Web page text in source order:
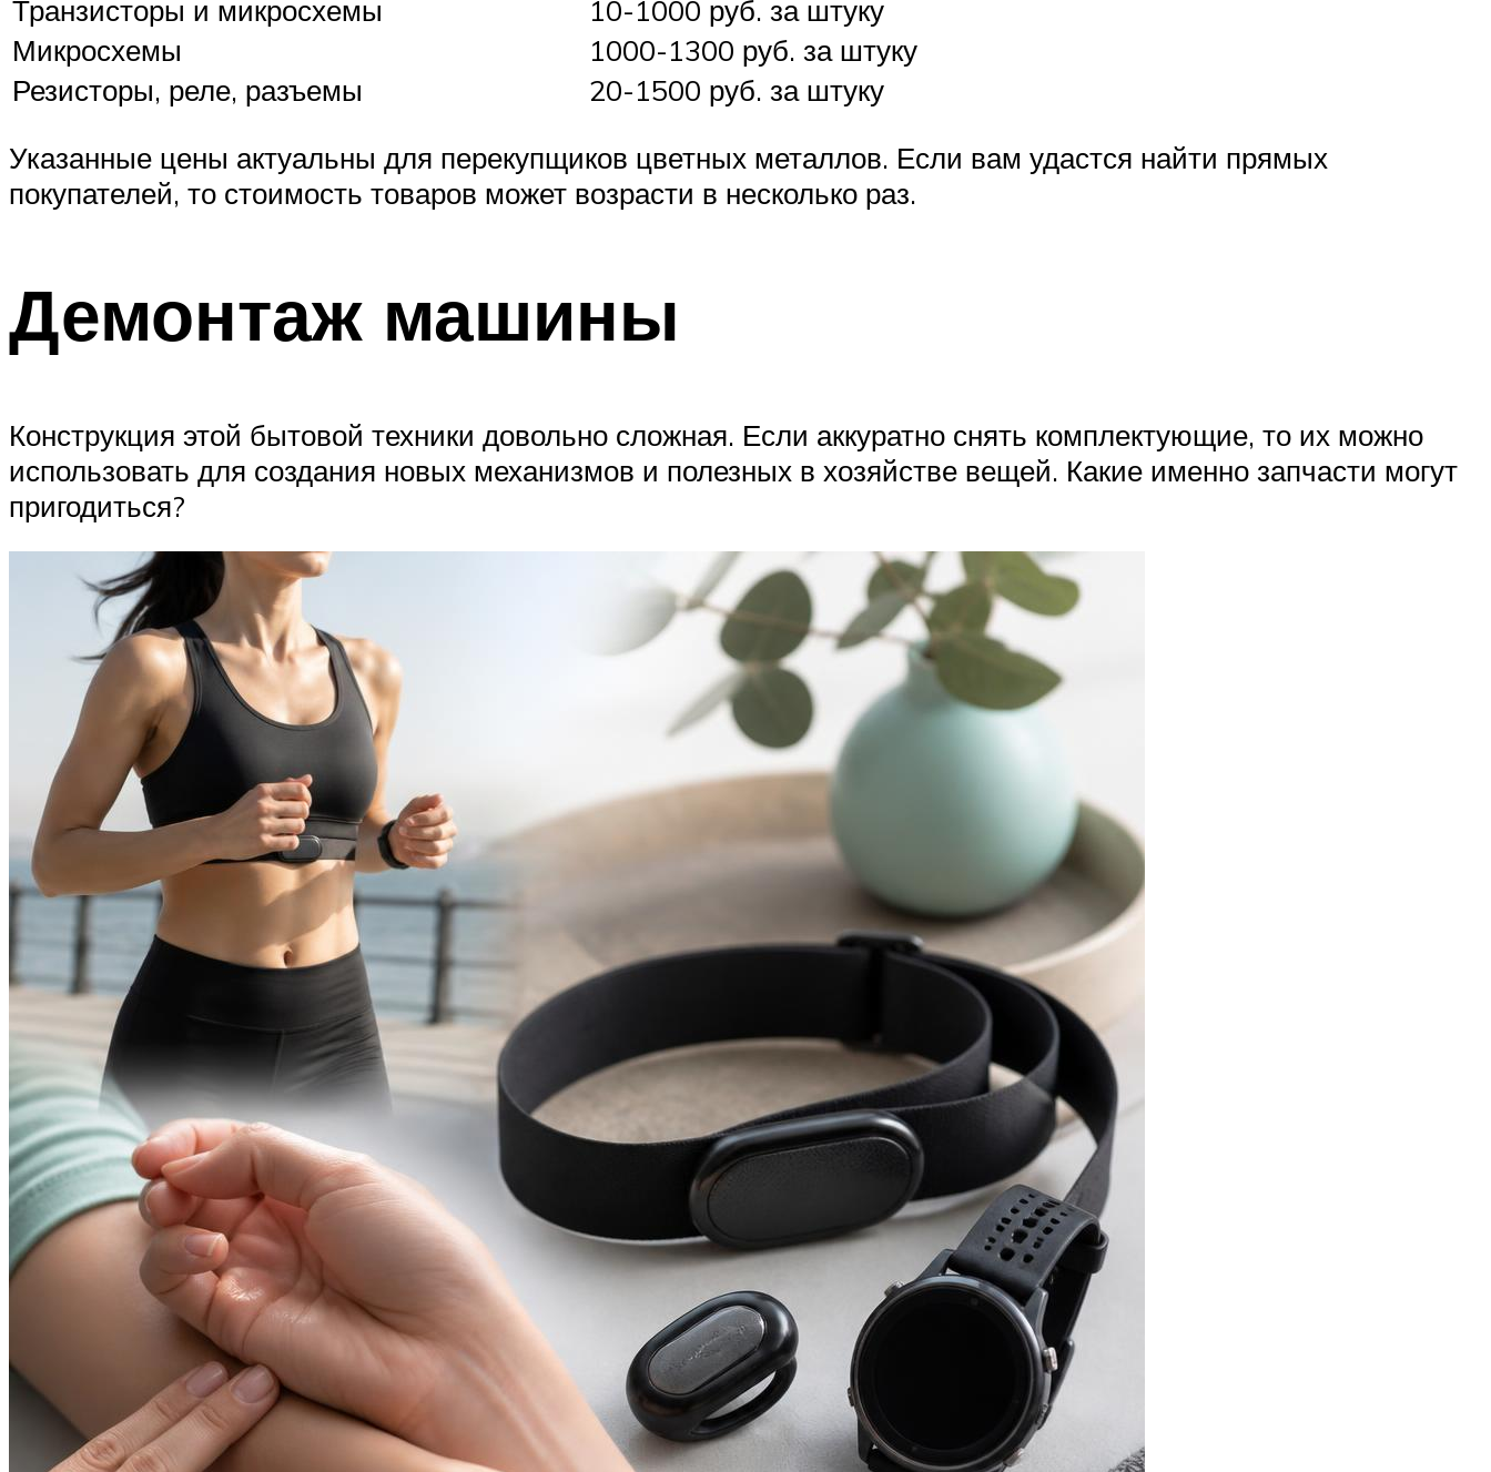
Транзисторы и микросхемы
10-1000 руб. за штуку
Микросхемы
1000-1300 руб. за штуку
Резисторы, реле, разъемы
20-1500 руб. за штуку
Указанные цены актуальны для перекупщиков цветных металлов. Если вам удастся найти прямых
покупателей, то стоимость товаров может возрасти в несколько раз.
Демонтаж машины
Конструкция этой бытовой техники довольно сложная. Если аккуратно снять комплектующие, то их можно
использовать для создания новых механизмов и полезных в хозяйстве вещей. Какие именно запчасти могут
пригодиться?